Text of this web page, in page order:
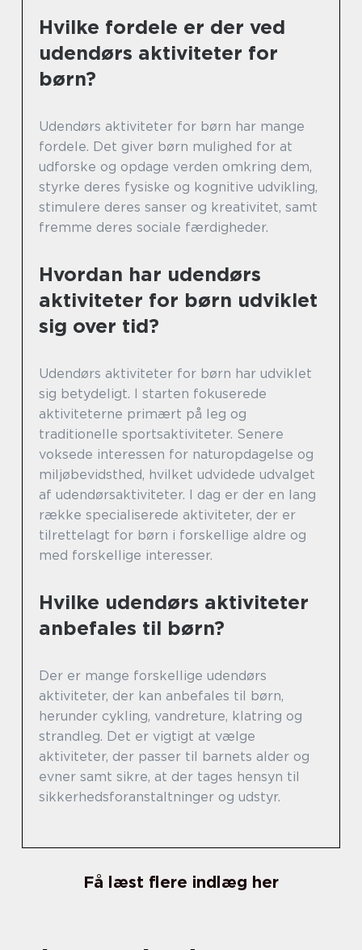
Hvilke fordele er der ved
udendørs aktiviteter for
børn?
Udendørs aktiviteter for børn har mange
fordele. Det giver børn mulighed for at
udforske og opdage verden omkring dem,
styrke deres fysiske og kognitive udvikling,
stimulere deres sanser og kreativitet, samt
fremme deres sociale færdigheder.
Hvordan har udendørs
aktiviteter for børn udviklet
sig over tid?
Udendørs aktiviteter for børn har udviklet
sig betydeligt. I starten fokuserede
aktiviteterne primært på leg og
traditionelle sportsaktiviteter. Senere
voksede interessen for naturopdagelse og
miljøbevidsthed, hvilket udvidede udvalget
af udendørsaktiviteter. I dag er der en lang
række specialiserede aktiviteter, der er
tilrettelagt for børn i forskellige aldre og
med forskellige interesser.
Hvilke udendørs aktiviteter
anbefales til børn?
Der er mange forskellige udendørs
aktiviteter, der kan anbefales til børn,
herunder cykling, vandreture, klatring og
strandleg. Det er vigtigt at vælge
aktiviteter, der passer til barnets alder og
evner samt sikre, at der tages hensyn til
sikkerhedsforanstaltninger og udstyr.
Få læst flere indlæg her